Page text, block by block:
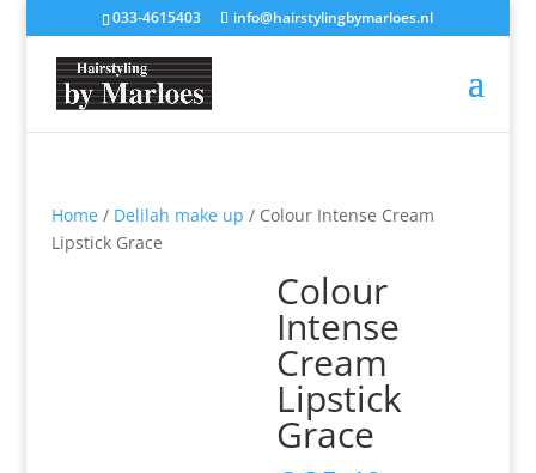
033-4615403 info@hairstylingbymarloes.nl
Home/ Delilah make up / Colour Intense Cream
Lipstick Grace
Colour
Intense
Cream
Lipstick
Grace